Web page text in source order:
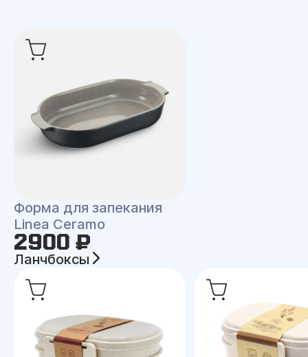
Форма для запекания
Linea Ceramo
2900 ₽
Ланчбоксы